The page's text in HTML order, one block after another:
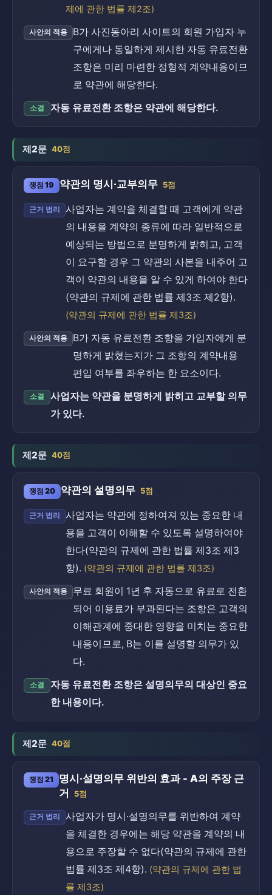
제에 관한 법률 제2조)
사안의 적용
B가 사진동아리 사이트의 회원 가입자 누
구에게나 동일하게 제시한 자동 유료전환
조항은 미리 마련한 정형적 계약내용이므
로 약관에 해당한다.
소결 자동 유료전환 조항은 약관에 해당한다.
제2문 40점
쟁점 19 약관의 명시·교부의무 5점
근거 법리
사업자는 계약을 체결할 때 고객에게 약관
의 내용을 계약의 종류에 따라 일반적으로
예상되는 방법으로 분명하게 밝히고, 고객
이 요구할 경우 그 약관의 사본을 내주어 고
객이 약관의 내용을 알 수 있게 하여야 한다
(약관의 규제에 관한 법률 제3조 제2항).
(약관의 규제에 관한 법률 제3조)
사안의 적용
B가 자동 유료전환 조항을 가입자에게 분
명하게 밝혔는지가 그 조항의 계약내용
편입 여부를 좌우하는 한 요소이다.
소결
사업자는 약관을 분명하게 밝히고 교부할 의무
가 있다.
제2문 40점
쟁점 20 약관의 설명의무 5점
근거 법리
사업자는 약관에 정하여져 있는 중요한 내
용을 고객이 이해할 수 있도록 설명하여야
한다(약관의 규제에 관한 법률 제3조 제3
항). (약관의 규제에 관한 법률 제3조)
사안의 적용
무료 회원이 1년 후 자동으로 유료로 전환
되어 이용료가 부과된다는 조항은 고객의
이해관계에 중대한 영향을 미치는 중요한
내용이므로, B는 이를 설명할 의무가 있
다.
소결
자동 유료전환 조항은 설명의무의 대상인 중요
한 내용이다.
제2문 40점
쟁점 21
명시·설명의무 위반의 효과 - A의 주장 근
거
5점
근거 법리
사업자가 명시·설명의무를 위반하여 계약
을 체결한 경우에는 해당 약관을 계약의 내
용으로 주장할 수 없다(약관의 규제에 관한
법률 제3조 제4항). (약관의 규제에 관한 법
률 제3조)